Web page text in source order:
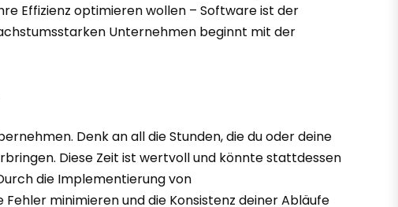
Effizienz optimieren wollen – Software ist der
Unternehmen beginnt mit der
Denk an all die Stunden, die du oder deine
Diese Zeit ist wertvoll und könnte stattdessen
die Implementierung von
minimieren und die Konsistenz deiner Abläufe